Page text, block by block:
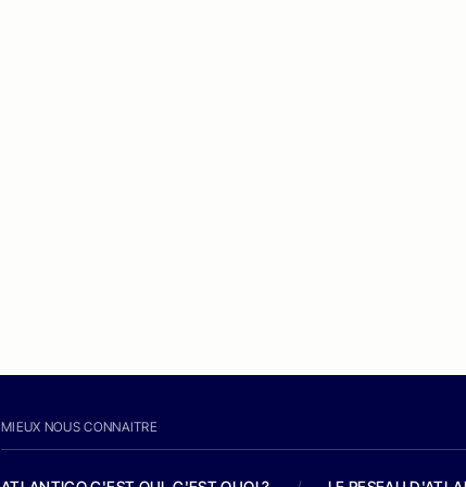
MIEUX NOUS CONNAITRE